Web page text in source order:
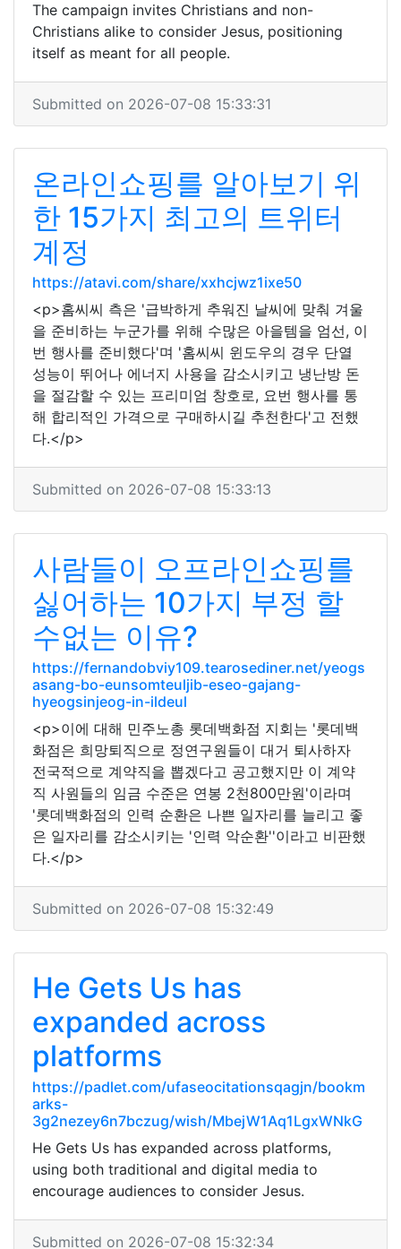
The campaign invites Christians and non-
Christians alike to consider Jesus, positioning
itself as meant for all people.
Submitted on 2026-07-08 15:33:31
온라인쇼핑를 알아보기 위
한 15가지 최고의 트위터
계정
https://atavi.com/share/xxhcjwz1ixe50
<p>홈씨씨 측은 '급박하게 추워진 날씨에 맞춰 겨울
을 준비하는 누군가를 위해 수많은 아을템을 엄선, 이
번 행사를 준비했다'며 '홈씨씨 윈도우의 경우 단열
성능이 뛰어나 에너지 사용을 감소시키고 냉난방 돈
을 절감할 수 있는 프리미엄 창호로, 요번 행사를 통
해 합리적인 가격으로 구매하시길 추천한다'고 전했
다.</p>
Submitted on 2026-07-08 15:33:13
사람들이 오프라인쇼핑를
싫어하는 10가지 부정 할
수없는 이유?
https://fernandobviy109.tearosediner.net/yeogs
asang-bo-eunsomteuljib-eseo-gajang-
hyeogsinjeog-in-ildeul
<p>이에 대해 민주노총 롯데백화점 지회는 '롯데백
화점은 희망퇴직으로 정연구원들이 대거 퇴사하자
전국적으로 계약직을 뽑겠다고 공고했지만 이 계약
직 사원들의 임금 수준은 연봉 2천800만원'이라며
'롯데백화점의 인력 순환은 나쁜 일자리를 늘리고 좋
은 일자리를 감소시키는 '인력 악순환''이라고 비판했
다.</p>
Submitted on 2026-07-08 15:32:49
He Gets Us has
expanded across
platforms
https://padlet.com/ufaseocitationsqagjn/bookm
arks-
3g2nezey6n7bczug/wish/MbejW1Aq1LgxWNkG
He Gets Us has expanded across platforms,
using both traditional and digital media to
encourage audiences to consider Jesus.
Submitted on 2026-07-08 15:32:34